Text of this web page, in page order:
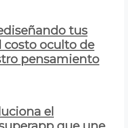
tus
costo oculto de
pensamiento
el